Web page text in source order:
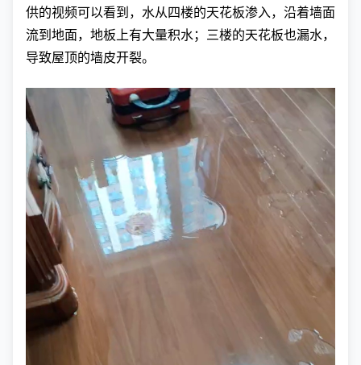
供的视频可以看到，水从四楼的天花板渗入，沿着墙面
流到地面，地板上有大量积水；三楼的天花板也漏水，
导致屋顶的墙皮开裂。